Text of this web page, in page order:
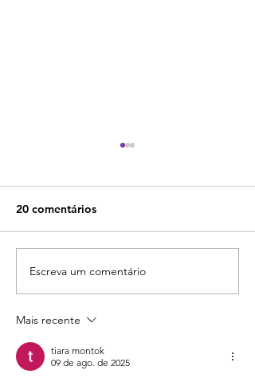
Pipedrive vs HubSpot -
Confira qual é a melhor
empresa!
20 comentários
Escreva um comentário
Mais recente
tiara montok
09 de ago. de 2025